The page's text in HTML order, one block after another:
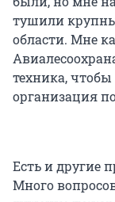
тушили
области. Мне
техника,
организация
Есть и другие
Много